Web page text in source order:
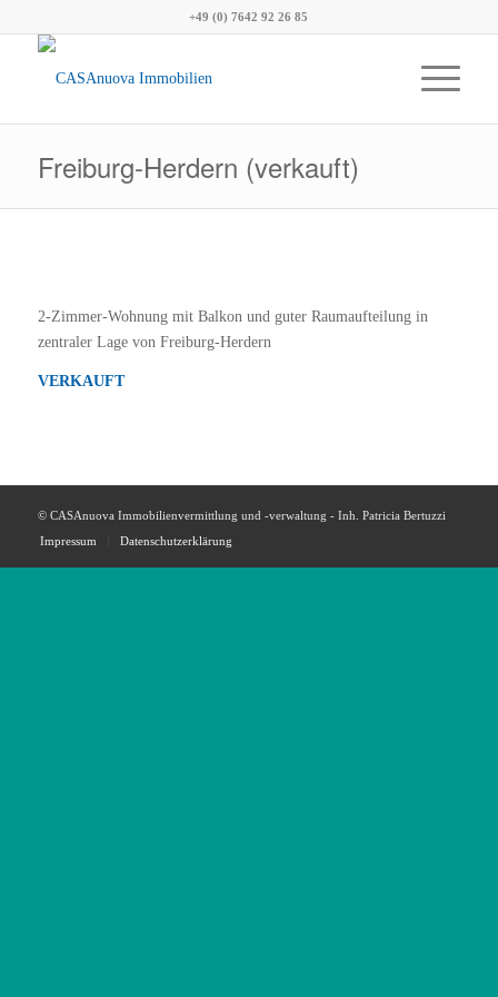
+49 (0) 7642 92 26 85
Freiburg-Herdern (verkauft)
2-Zimmer-Wohnung mit Balkon und guter Raumaufteilung in
zentraler Lage von Freiburg-Herdern
VERKAUFT
© CASAnuova Immobilienvermittlung und -verwaltung - Inh. Patricia Bertuzzi
Impressum
Datenschutzerklärung